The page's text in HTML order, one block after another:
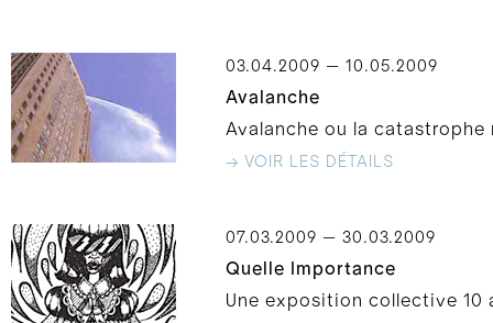
03.04.2009 — 10.05.2009
Avalanche
Avalanche ou la
→ VOIR LES DÉTAILS
07.03.2009 — 30.03.2009
Quelle Importance
Une exposition collective 10